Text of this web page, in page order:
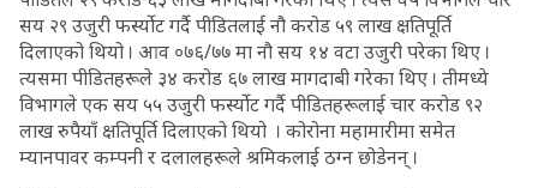
सय २९ उजुरी फर्स्योट गर्दै पीडितलाई नौ करोड ५९ लाख क्षतिपूर्ति
दिलाएको थियो । आव ०७६/७७ मा नौ सय १४ वटा उजुरी परेका थिए ।
त्यसमा पीडितहरूले ३४ करोड ६७ लाख मागदाबी गरेका थिए । तीमध्ये
विभागले एक सय ५५ उजुरी फर्स्योट गर्दै पीडितहरूलाई चार करोड ९२
लाख रुपैयाँ क्षतिपूर्ति दिलाएको थियो । कोरोना महामारीमा समेत
म्यानपावर कम्पनी र दलालहरूले श्रमिकलाई ठग्न छोडेनन् ।